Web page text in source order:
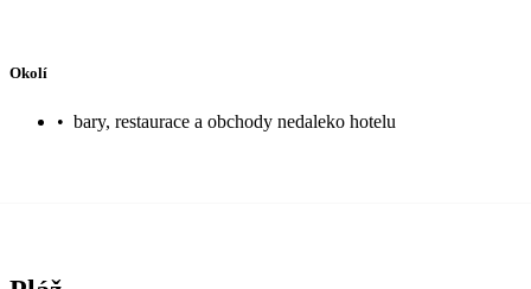
Okolí
• bary, restaurace a obchody nedaleko hotelu